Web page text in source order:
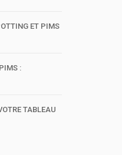
ET PIMS
:
TABLEAU